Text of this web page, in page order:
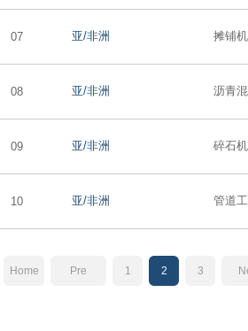
07 亚/非洲 摊铺
08 亚/非洲 沥青
09 亚/非洲 碎石
10 亚/非洲 管道工
Home Pre 1 2 3